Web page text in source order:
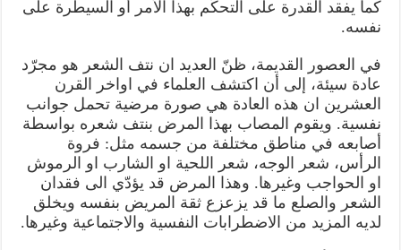
كما يفقد القدرة على التحكّم بهذا الأمر أو السيطرة على
نفسه.
في العصور القديمة، ظنّ العديد ان نتف الشعر هو مجرّد
عادة سيئة، إلى أن اكتشف العلماء في اواخر القرن
العشرين ان هذه العادة هي صورة مرضية تحمل جوانب
نفسية. ويقوم المصاب بهذا المرض بنتف شعره بواسطة
أصابعه في مناطق مختلفة من جسمه مثل: فروة
الرأس، شعر الوجه، شعر اللحية او الشارب او الرموش
او الحواجب وغيرها. وهذا المرض قد يؤدّي الى فقدان
الشعر والصلع ما قد يزعزع ثقة المريض بنفسه ويخلق
لديه المزيد من الاضطرابات النفسية والاجتماعية وغيرها.